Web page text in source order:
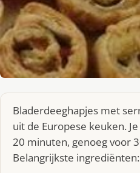
Bladerdeeghapjes met
uit de Europese keuken.
20 minuten, genoeg voor
Belangrijkste